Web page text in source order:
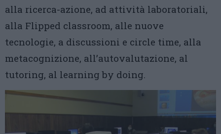
alla ricerca-azione, ad attività laboratoriali,
alla Flipped classroom, alle nuove
tecnologie, a discussioni e circle time, alla
metacognizione, all’autovalutazione, al
tutoring, al learning by doing.